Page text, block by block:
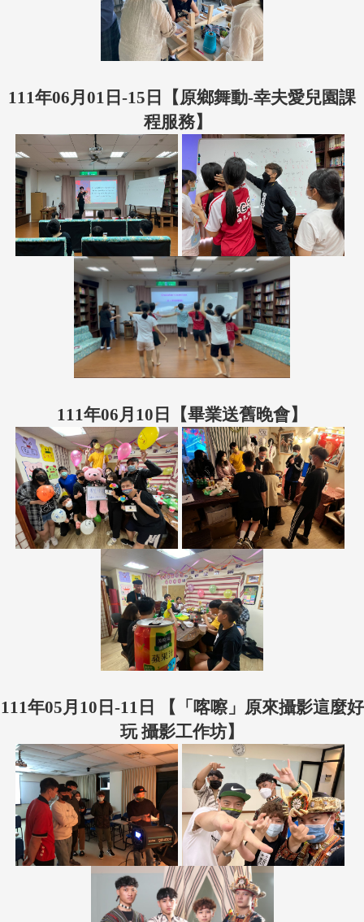
111年06月01日-15日【原鄉舞動-幸夫愛兒園課
程服務】
111年06月10日【畢業送舊晚會】
111年05月10日-11日 【「喀嚓」原來攝影這麼好
玩 攝影工作坊】